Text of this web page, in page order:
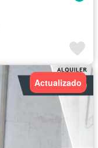
Actualizado